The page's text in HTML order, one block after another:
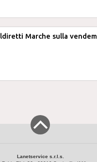
Marche sulla
Lanetservice s.r.l.s.